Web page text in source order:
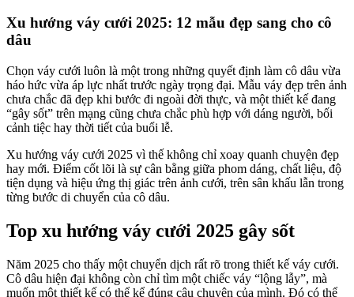
Xu hướng váy cưới 2025: 12 mẫu đẹp sang cho cô
dâu
Chọn váy cưới luôn là một trong những quyết định làm cô dâu vừa
háo hức vừa áp lực nhất trước ngày trọng đại. Mẫu váy đẹp trên ảnh
chưa chắc đã đẹp khi bước đi ngoài đời thực, và một thiết kế đang
“gây sốt” trên mạng cũng chưa chắc phù hợp với dáng người, bối
cảnh tiệc hay thời tiết của buổi lễ.
Xu hướng váy cưới 2025 vì thế không chỉ xoay quanh chuyện đẹp
hay mới. Điểm cốt lõi là sự cân bằng giữa phom dáng, chất liệu, độ
tiện dụng và hiệu ứng thị giác trên ảnh cưới, trên sân khấu lẫn trong
từng bước di chuyển của cô dâu.
Top xu hướng váy cưới 2025 gây sốt
Năm 2025 cho thấy một chuyển dịch rất rõ trong thiết kế váy cưới.
Cô dâu hiện đại không còn chỉ tìm một chiếc váy “lộng lẫy”, mà
muốn một thiết kế có thể kể đúng câu chuyện của mình. Đó có thể